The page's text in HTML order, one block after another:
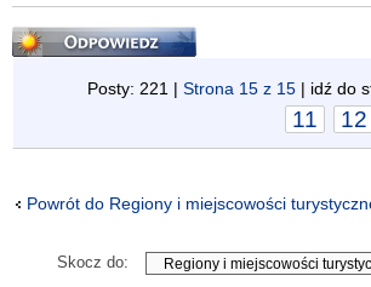
Odpowiedz
Posty: 221 | Strona 15 z 15 | idź do
11 12
Powrót do Regiony i miejscowości
Skocz do: